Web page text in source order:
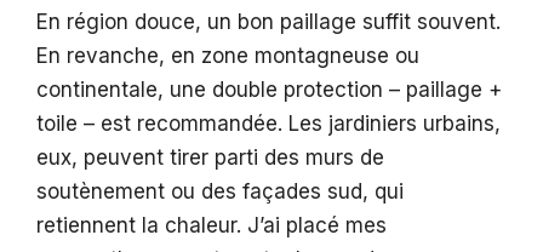
En région douce, un bon paillage suffit souvent.
En revanche, en zone montagneuse ou
continentale, une double protection – paillage +
toile – est recommandée. Les jardiniers urbains,
eux, peuvent tirer parti des murs de
soutènement ou des façades sud, qui
retiennent la chaleur. J’ai placé mes